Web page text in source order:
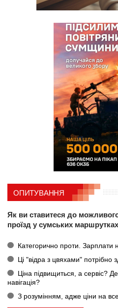
ОПИТУВАННЯ
Як ви ставитеся до
проїзд у сумських
Категорично проти. Зарплати
Ці "відра з цвяхами" потрібно
Ціна підвищиться, а сервіс?
навігація?
З розумінням, адже ціни на